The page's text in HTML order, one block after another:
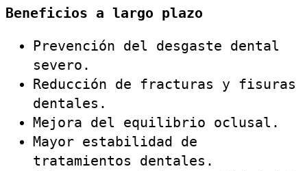
Beneficios a largo plazo
Prevención del desgaste dental
severo.
Reducción de fracturas y fisuras
dentales.
Mejora del equilibrio oclusal.
Mayor estabilidad de
tratamientos dentales.